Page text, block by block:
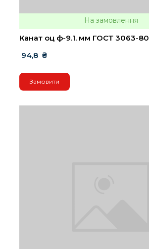
На замовлення
Канат оц ф-9.1. мм ГОСТ 3063-80
94,8  ₴
Замовити